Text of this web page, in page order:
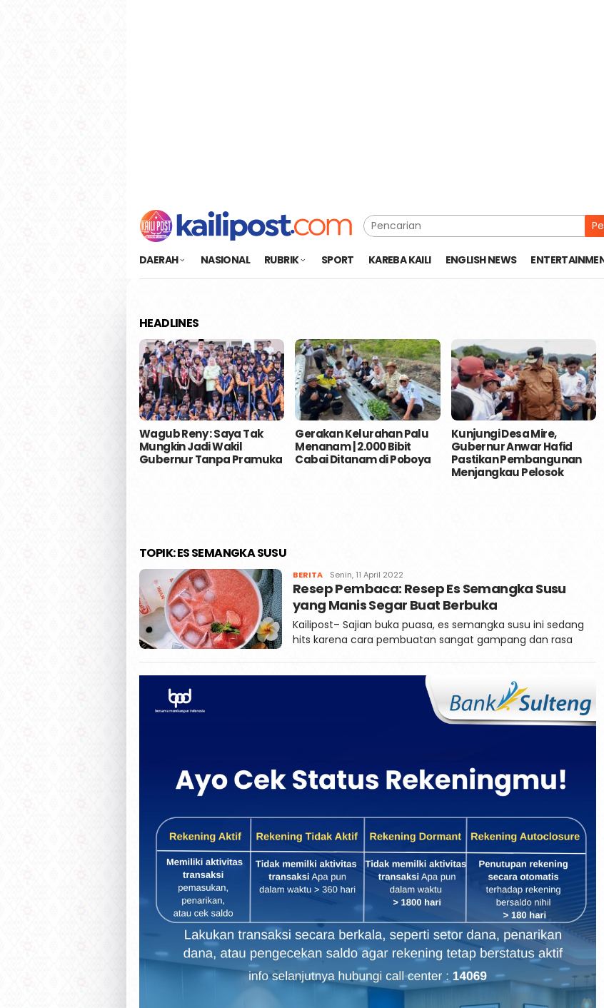
DAERAH NASIONAL RUBRIK SPORT KAREBA KAILI ENGLISH NEWS
HEADLINES
Wagub Reny : Saya Tak
Mungkin Jadi Wakil
Gubernur Tanpa Pramuka
Gerakan Kelurahan Palu
Menanam | 2.000 Bibit
Cabai Ditanam di Poboya
Kunjungi Desa Mire,
Gubernur Anwar Hafid
Pastikan Pembangunan
Menjangkau Pelosok
TOPIK:ES SEMANGKA SUSU
BERITARedaksi
Kaili
Post
Senin, 11 April 2022
Resep Pembaca: Resep Es Semangka Susu
yang Manis Segar Buat Berbuka
Kailipost– Sajian buka puasa, es semangka susu ini sedang
hits karena cara pembuatan sangat gampang dan rasa